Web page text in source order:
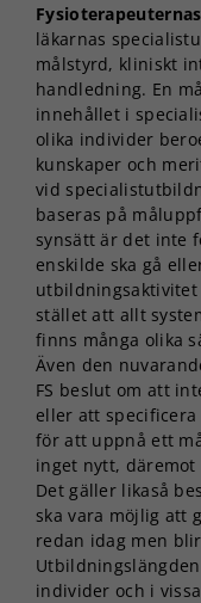
läkarnas
målstyrd, kliniskt
handledning. En
innehållet i
olika individer
kunskaper och
vid
baseras på
synsätt är det inte
enskilde ska gå
stället att allt
finns många olika
Även den
FS beslut om att
eller att
för att uppnå ett
inget nytt,
Det gäller likaså
ska vara möjlig att
redan idag men
individer och i